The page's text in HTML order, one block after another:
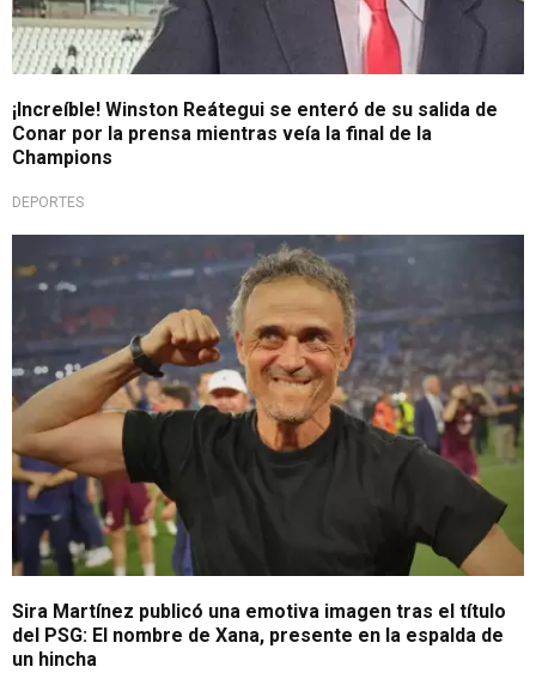
¡Increíble! Winston Reátegui se enteró de su salida de
Conar por la prensa mientras veía la final de la
Champions
DEPORTES
Sira Martínez publicó una emotiva imagen tras el título
del PSG: El nombre de Xana, presente en la espalda de
un hincha